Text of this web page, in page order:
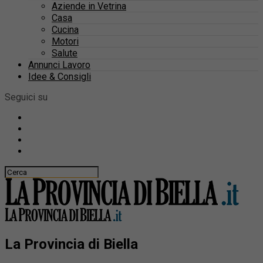
Aziende in Vetrina
Casa
Cucina
Motori
Salute
Annunci Lavoro
Idee & Consigli
Seguici su
La Provincia di Biella